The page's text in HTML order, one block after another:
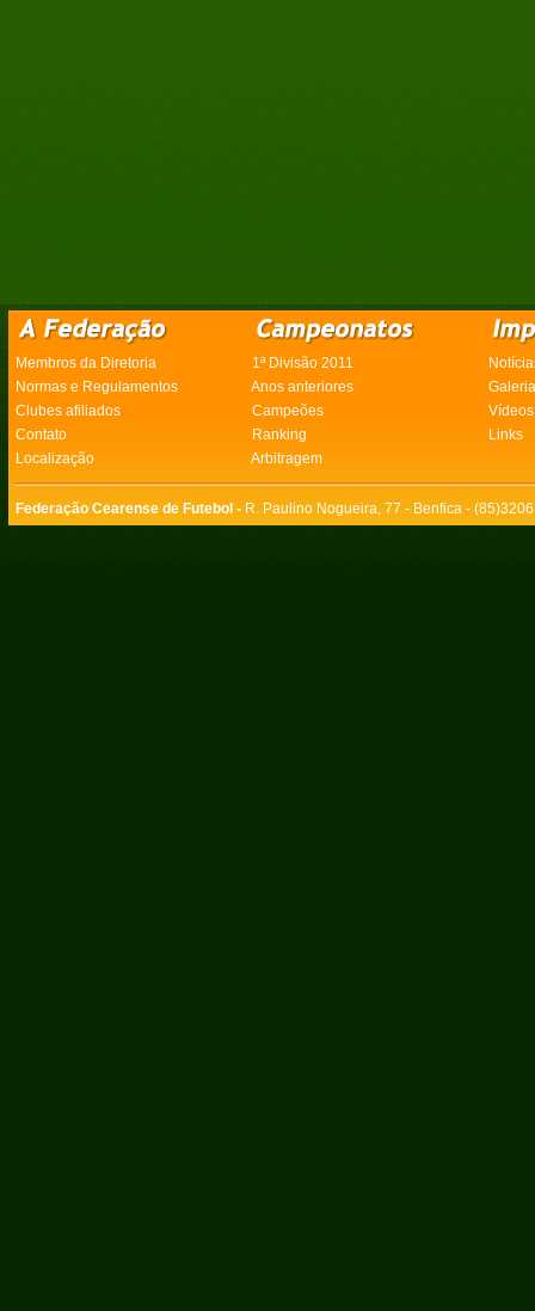
Membros da Diretoria 1ª Divisão 2011
Normas e Regulamentos
Anos anteriores
Clubes afiliados
Campeões
Vídeos
Contato
Ranking
Links
Localização
Arbitragem
Federação Cearense de Futebol - R. Paulino Nogueira, 77 - Benfica -